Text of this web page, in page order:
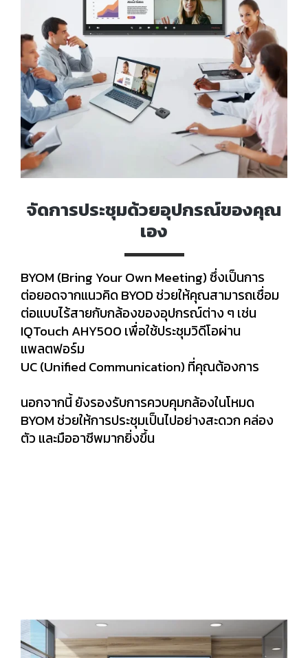
จัดการประชุมด้วยอุปกรณ์ของคุณ
เอง
BYOM (Bring Your Own Meeting) ซึ่งเป็นการ
ต่อยอดจากแนวคิด BYOD ช่วยให้คุณสามารถเชื่อม
ต่อแบบไร้สายกับกล้องของอุปกรณ์ต่าง ๆ เช่น
IQTouch AHY500 เพื่อใช้ประชุมวิดีโอผ่าน
แพลตฟอร์ม
UC (Unified Communication) ที่คุณต้องการ
นอกจากนี้ ยังรองรับการควบคุมกล้องในโหมด
BYOM ช่วยให้การประชุมเป็นไปอย่างสะดวก คล่อง
ตัว และมืออาชีพมากยิ่งขึ้น